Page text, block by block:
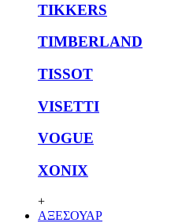
TIKKERS
TIMBERLAND
TISSOT
VISETTI
VOGUE
XONIX
+
ΑΞΕΣΟΥΑΡ